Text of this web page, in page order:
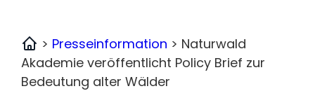
Home
> Presseinformation > Naturwald
Akademie veröffentlicht Policy Brief zur
Bedeutung alter Wälder